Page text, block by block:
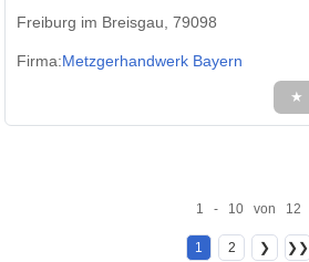
Freiburg im Breisgau, 79098
Firma:Metzgerhandwerk Bayern
★
1 - 10 von 12
1 2 ❯ ❯❯